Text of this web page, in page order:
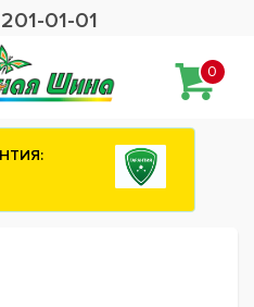
01-01
0
Сashback 2500
шины ATTAR